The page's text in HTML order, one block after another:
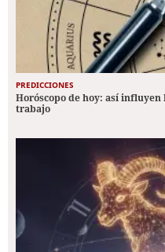
PREDICCIONES
Horóscopo de hoy: así
trabajo